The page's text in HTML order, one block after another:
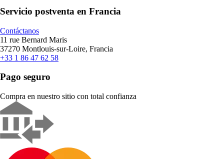
Servicio postventa en Francia
Contáctanos
11 rue Bernard Maris
37270 Montlouis-sur-Loire, Francia
+33 1 86 47 62 58
Pago seguro
Compra en nuestro sitio con total confianza